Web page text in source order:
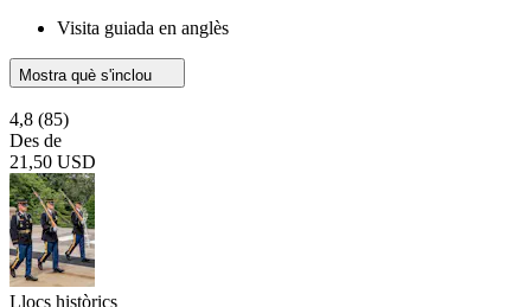
Visita guiada en anglès
Mostra què s'inclou
4,8 (85)
Des de
21,50 USD
Llocs històrics